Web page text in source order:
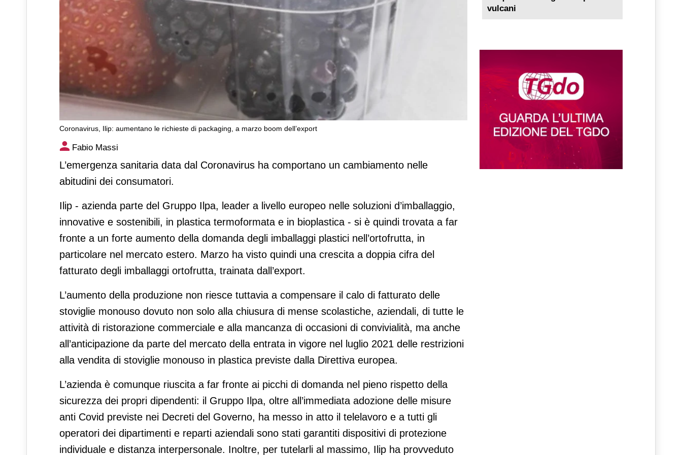
Coronavirus, Ilip: aumentano le richieste di packaging, a marzo boom dell’export
Coronavirus, Ilip: aumentano le richieste di packaging, a marzo boom
dell’export
Fabio Massi
L’emergenza sanitaria data dal Coronavirus ha comportano un cambiamento nelle
abitudini dei consumatori.
Ilip - azienda parte del Gruppo Ilpa, leader a livello europeo nelle soluzioni d’imballaggio,
innovative e sostenibili, in plastica termoformata e in bioplastica - si è quindi trovata a far
fronte a un forte aumento della domanda degli imballaggi plastici nell’ortofrutta, in
particolare nel mercato estero. Marzo ha visto quindi una crescita a doppia cifra del
fatturato degli imballaggi ortofrutta, trainata dall’export.
L’aumento della produzione non riesce tuttavia a compensare il calo di fatturato delle
stoviglie monouso dovuto non solo alla chiusura di mense scolastiche, aziendali, di tutte le
attività di ristorazione commerciale e alla mancanza di occasioni di convivialità, ma anche
all’anticipazione da parte del mercato della entrata in vigore nel luglio 2021 delle restrizioni
alla vendita di stoviglie monouso in plastica previste dalla Direttiva europea.
L’azienda è comunque riuscita a far fronte ai picchi di domanda nel pieno rispetto della
sicurezza dei propri dipendenti: il Gruppo Ilpa, oltre all’immediata adozione delle misure
anti Covid previste nei Decreti del Governo, ha messo in atto il telelavoro e a tutti gli
operatori dei dipartimenti e reparti aziendali sono stati garantiti dispositivi di protezione
individuale e distanza interpersonale. Inoltre, per tutelarli al massimo, Ilip ha provveduto
vulcani